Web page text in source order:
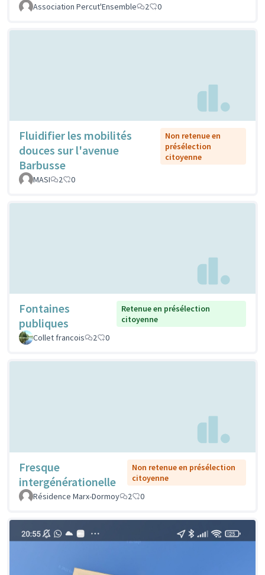
Association Percut'Ensemble
2 0
Fluidifier les mobilités
douces sur l'avenue
Barbusse
Non retenue en
présélection
citoyenne
MASI 2 0
Fontaines
publiques
Retenue en présélection
citoyenne
Collet francois
2 0
Fresque
intergénérationelle
Non retenue en présélection
citoyenne
Résidence Marx-Dormoy
2 0